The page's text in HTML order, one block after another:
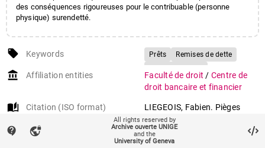
des conséquences rigoureuses pour le contribuable (personne
physique) surendetté.
local_offer Keywords Prêts
Remises de dette
Résiliation anticipée d'un
Droit civil
Droit fiscal
Suisse
account_balance Affiliation entities Faculté de droit / Centre de
droit bancaire et financier
auto_stories Citation (ISO format)
LIEGEOIS, Fabien. Pièges
fiscaux du contrat de prêt :
intérêts négatifs, résiliation
anticipée et remise de dette.
contact_support vpn_lock
All rights reserved by
Archive ouverte UNIGE
and the
University of Geneva